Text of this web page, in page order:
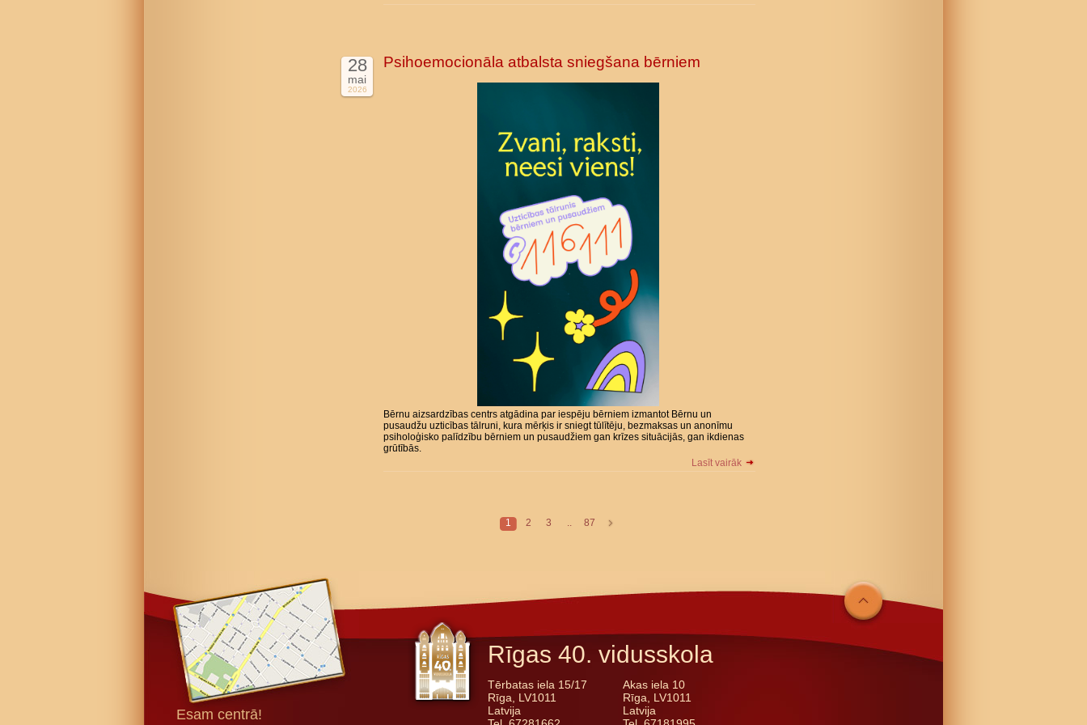
28
mai
2026
Psihoemocionāla atbalsta sniegšana bērniem
Bērnu aizsardzības centrs atgādina par iespēju bērniem izmantot Bērnu un
pusaudžu uzticības tālruni, kura mērķis ir sniegt tūlītēju, bezmaksas un anonīmu
psiholoģisko palīdzību bērniem un pusaudžiem gan krīzes situācijās, gan ikdienas
grūtībās.
Lasīt vairāk
1 2 3 .. 87
Esam centrā!
Rīgas 40. vidusskola
Tērbatas iela 15/17
Rīga, LV1011
Latvija
Akas iela 10
Rīga, LV1011
Latvija